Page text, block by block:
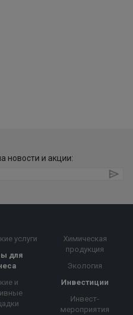
новости и акции:
услуги
для
и
Химическая
продукция
Экология
Инвестиции
Инвест-
мероприятия